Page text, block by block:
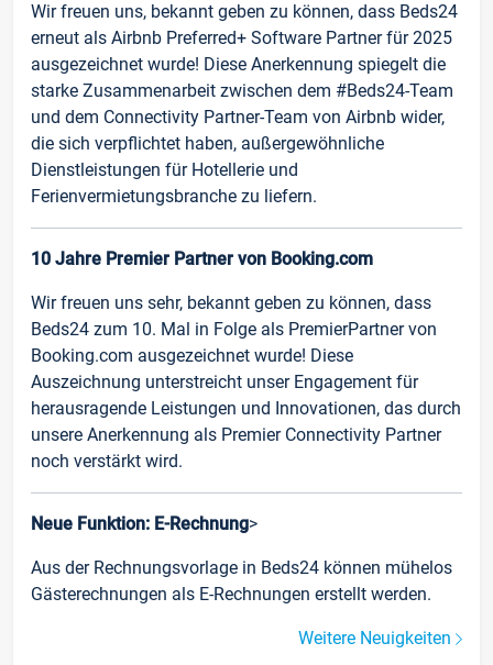
Wir freuen uns, bekannt geben zu können, dass Beds24
erneut als Airbnb Preferred+ Software Partner für 2025
ausgezeichnet wurde! Diese Anerkennung spiegelt die
starke Zusammenarbeit zwischen dem #Beds24-Team
und dem Connectivity Partner-Team von Airbnb wider,
die sich verpflichtet haben, außergewöhnliche
Dienstleistungen für Hotellerie und
Ferienvermietungsbranche zu liefern.
10 Jahre Premier Partner von Booking.com
Wir freuen uns sehr, bekannt geben zu können, dass
Beds24 zum 10. Mal in Folge als PremierPartner von
Booking.com ausgezeichnet wurde! Diese
Auszeichnung unterstreicht unser Engagement für
herausragende Leistungen und Innovationen, das durch
unsere Anerkennung als Premier Connectivity Partner
noch verstärkt wird.
Neue Funktion: E-Rechnung>
Aus der Rechnungsvorlage in Beds24 können mühelos
Gästerechnungen als E-Rechnungen erstellt werden.
Weitere Neuigkeiten